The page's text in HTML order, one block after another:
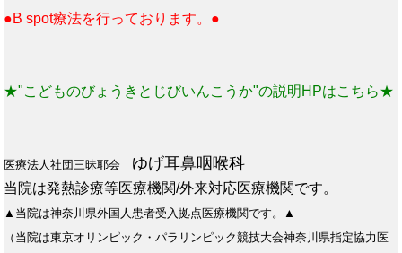
●B spot療法を行っております。●
★"こどものびょうきとじびいんこうか"の説明HPはこちら★
医療法人社団三昧耶会 ゆげ耳鼻咽喉科
当院は発熱診療等医療機関/外来対応医療機関です。
▲当院は神奈川県外国人患者受入拠点医療機関です。▲
（当院は東京オリンピック・パラリンピック競技大会神奈川県指定協力医